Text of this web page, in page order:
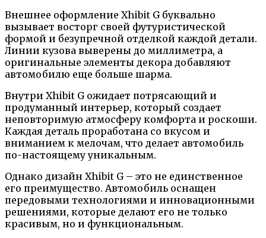
Внешнее оформление Xhibit G буквально
вызывает восторг своей футуристической
формой и безупречной отделкой каждой детали.
Линии кузова выверены до миллиметра, а
оригинальные элементы декора добавляют
автомобилю еще больше шарма.
Внутри Xhibit G ожидает потрясающий и
продуманный интерьер, который создает
неповторимую атмосферу комфорта и роскоши.
Каждая деталь проработана со вкусом и
вниманием к мелочам, что делает автомобиль
по-настоящему уникальным.
Однако дизайн Xhibit G – это не единственное
его преимущество. Автомобиль оснащен
передовыми технологиями и инновационными
решениями, которые делают его не только
красивым, но и функциональным.